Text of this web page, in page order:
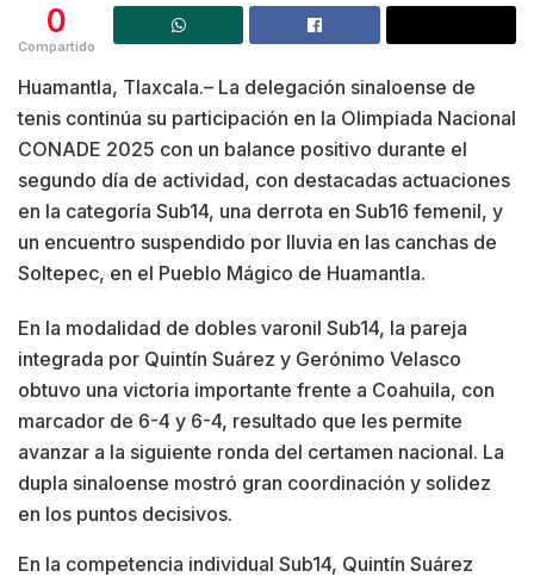
0
Compartido
Huamantla, Tlaxcala.– La delegación sinaloense de
tenis continúa su participación en la Olimpiada Nacional
CONADE 2025 con un balance positivo durante el
segundo día de actividad, con destacadas actuaciones
en la categoría Sub14, una derrota en Sub16 femenil, y
un encuentro suspendido por lluvia en las canchas de
Soltepec, en el Pueblo Mágico de Huamantla.
En la modalidad de dobles varonil Sub14, la pareja
integrada por Quintín Suárez y Gerónimo Velasco
obtuvo una victoria importante frente a Coahuila, con
marcador de 6-4 y 6-4, resultado que les permite
avanzar a la siguiente ronda del certamen nacional. La
dupla sinaloense mostró gran coordinación y solidez
en los puntos decisivos.
En la competencia individual Sub14, Quintín Suárez